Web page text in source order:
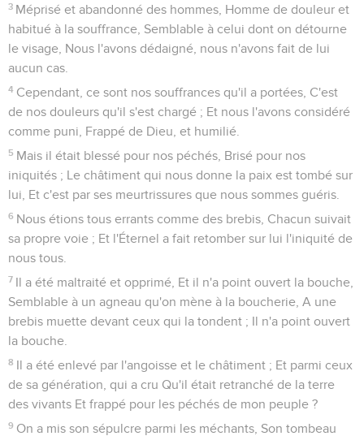
3 Méprisé et abandonné des hommes, Homme de douleur et
habitué à la souffrance, Semblable à celui dont on détourne
le visage, Nous l'avons dédaigné, nous n'avons fait de lui
aucun cas.
4 Cependant, ce sont nos souffrances qu'il a portées, C'est
de nos douleurs qu'il s'est chargé ; Et nous l'avons considéré
comme puni, Frappé de Dieu, et humilié.
5 Mais il était blessé pour nos péchés, Brisé pour nos
iniquités ; Le châtiment qui nous donne la paix est tombé sur
lui, Et c'est par ses meurtrissures que nous sommes guéris.
6 Nous étions tous errants comme des brebis, Chacun suivait
sa propre voie ; Et l'Éternel a fait retomber sur lui l'iniquité de
nous tous.
7 Il a été maltraité et opprimé, Et il n'a point ouvert la bouche,
Semblable à un agneau qu'on mène à la boucherie, A une
brebis muette devant ceux qui la tondent ; Il n'a point ouvert
la bouche.
8 Il a été enlevé par l'angoisse et le châtiment ; Et parmi ceux
de sa génération, qui a cru Qu'il était retranché de la terre
des vivants Et frappé pour les péchés de mon peuple ?
9 On a mis son sépulcre parmi les méchants, Son tombeau